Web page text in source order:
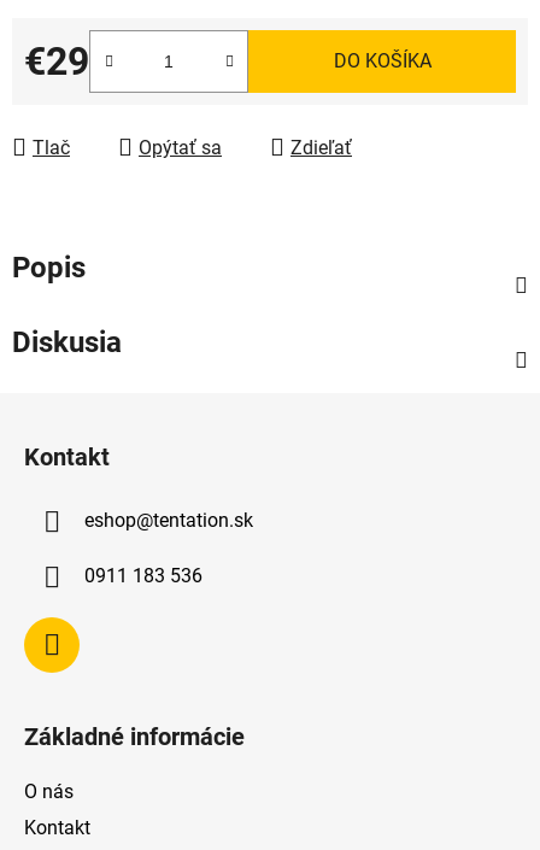
€29
Jednotková cena:
DO KOŠÍKA
Tlač Opýtať sa Zdieľať
Popis
Diskusia
Kontakt
eshop@tentation.sk
0911 183 536
Základné informácie
O nás
Kontakt